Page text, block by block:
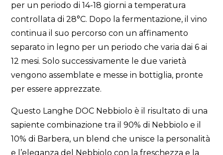
per un periodo di 14-18 giorni a temperatura
controllata di 28°C. Dopo la fermentazione, il vino
continua il suo percorso con un affinamento
separato in legno per un periodo che varia dai 6 ai
12 mesi. Solo successivamente le due varietà
vengono assemblate e messe in bottiglia, pronte
per essere apprezzate.
Questo Langhe DOC Nebbiolo è il risultato di una
sapiente combinazione tra il 90% di Nebbiolo e il
10% di Barbera, un blend che unisce la personalità
e l’eleganza del Nebbiolo con la freschezza e la